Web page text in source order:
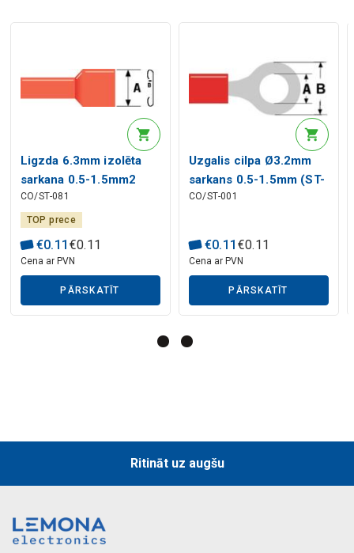
Mākslīgā intelekta apraksts
Mākslīgā intelekta apraksts
Ligzda 6.3mm izolēta
sarkana 0.5-1.5mm2
vadam
CO/ST-081
TOP prece
€0.11 €0.11
Cena ar PVN
PĀRSKATĪT
Uzgalis cilpa Ø3.2mm
sarkans 0.5-1.5mm (ST-
001) RoHS
CO/ST-001
€0.11 €0.11
Cena ar PVN
PĀRSKATĪT
Ritināt uz augšu